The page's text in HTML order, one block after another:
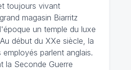
toujours vivant
magasin Biarritz
un temple du luxe
début du XXe siècle, la
parlent anglais.
la Seconde Guerre